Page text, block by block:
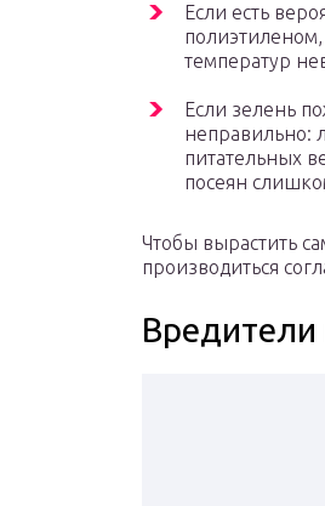
Если есть
полиэтиленом,
температур
Если зелень
неправильно:
питательных
посеян
Чтобы вырастить
производиться
Вредители